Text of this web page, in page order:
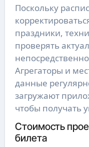
Поскольку
праздники,
проверять
Агрегаторы и
данные
загружают
чтобы получать
Стоимость
билета